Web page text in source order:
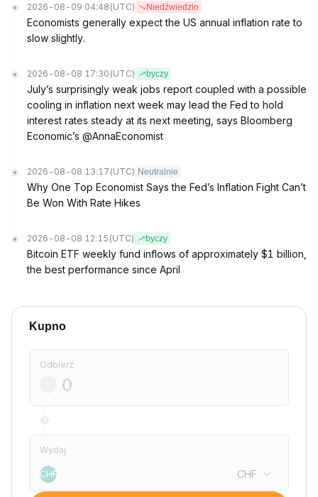
2026-08-09 04:48 (UTC) Niedźwiedzio
Economists generally expect the US annual inflation rate to
slow slightly.
2026-08-08 17:30 (UTC) byczy
July’s surprisingly weak jobs report coupled with a possible
cooling in inflation next week may lead the Fed to hold
interest rates steady at its next meeting, says Bloomberg
Economic’s @AnnaEconomist
2026-08-08 13:17 (UTC) Neutralnie
Why One Top Economist Says the Fed’s Inflation Fight Can’t
Be Won With Rate Hikes
2026-08-08 12:15 (UTC) byczy
Bitcoin ETF weekly fund inflows of approximately $1 billion,
the best performance since April
Kupno
Odbierz
Wydaj
CHF CHF